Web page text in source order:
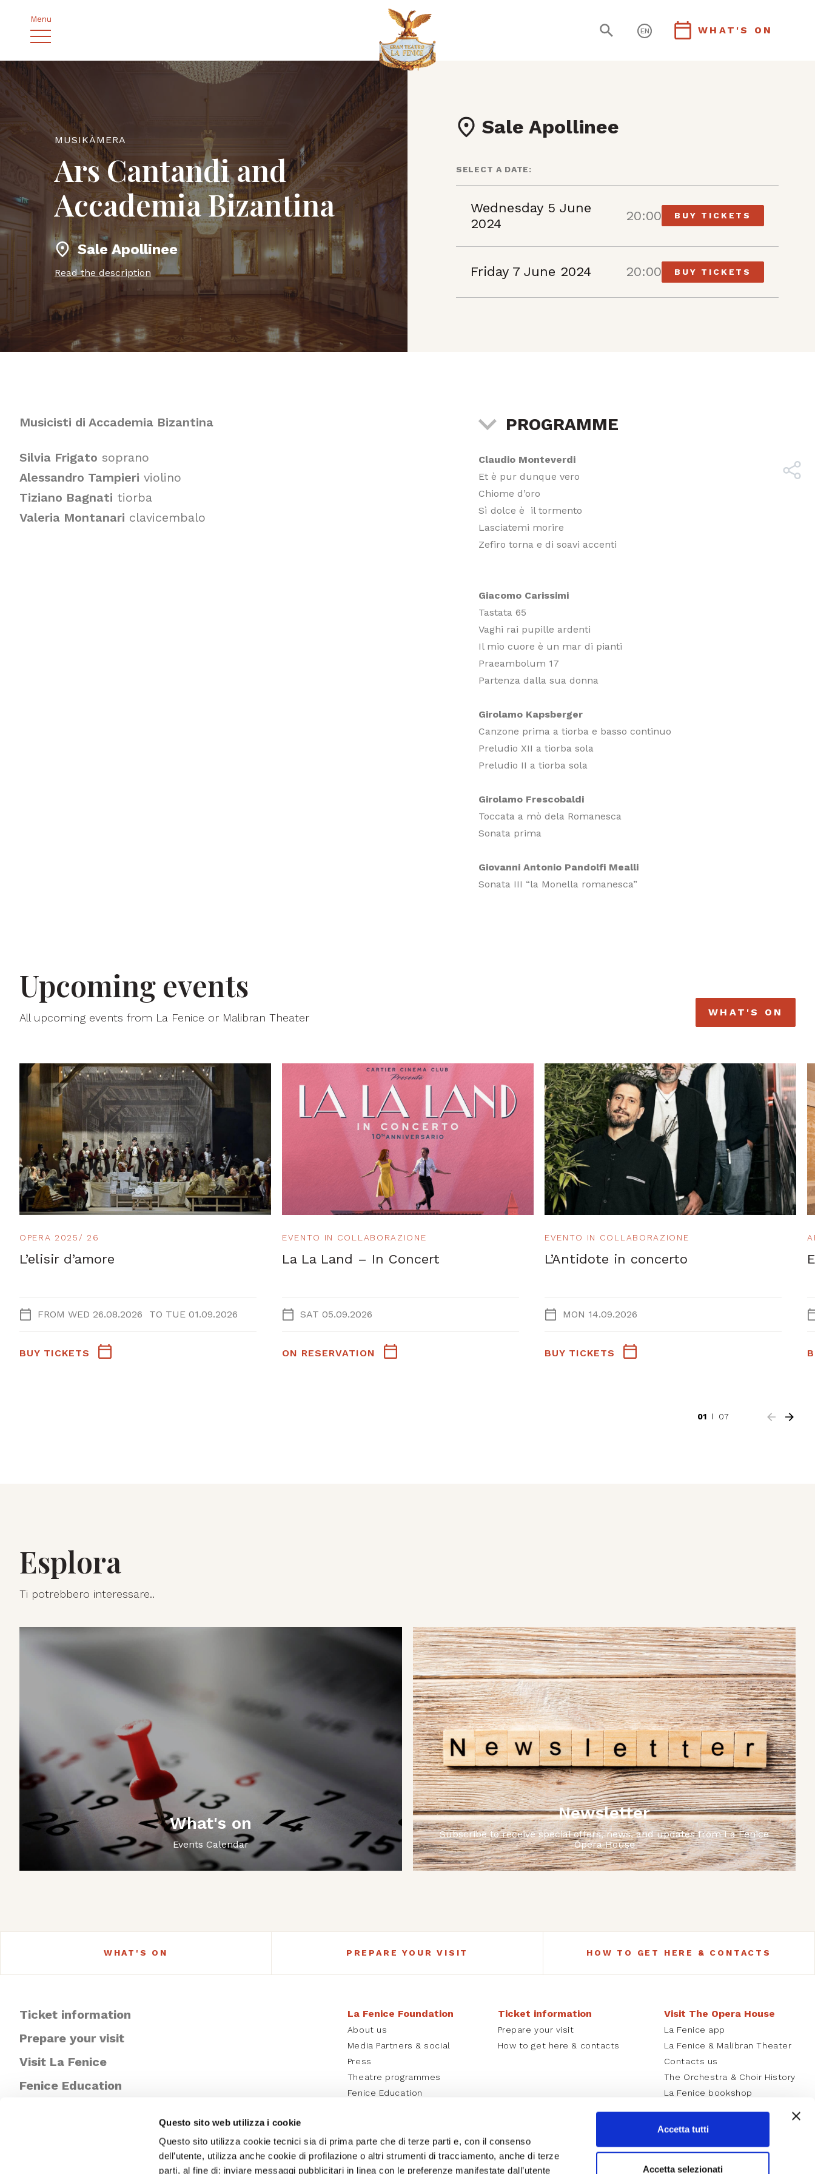
Questo sito web utilizza i cookie
Questo sito utilizza cookie tecnici sia di prima parte che di terze parti e, con il consenso
dell’utente, utilizza anche cookie di profilazione o altri strumenti di tracciamento, anche di terze
parti, al fine di: inviare messaggi pubblicitari in linea con le preferenze manifestate dall’utente
Accetta tutti
Accetta selezionati
Menu
EN WHAT'S ON
MUSIKÀMERA
Ars Cantandi and
Accademia Bizantina
Sale Apollinee
Read the description
Sale Apollinee
SELECT A DATE:
Wednesday 5 June
2024
20:00 BUY TICKETS
Friday 7 June 2024 20:00 BUY TICKETS
Musicisti di Accademia Bizantina
Silvia Frigato soprano
Alessandro Tampieri violino
Tiziano Bagnati tiorba
Valeria Montanari clavicembalo
PROGRAMME
Claudio Monteverdi
Et è pur dunque vero
Chiome d’oro
Sì dolce è
il tormento
Lasciatemi morire
Zefiro torna e di soavi accenti
Giacomo Carissimi
Tastata 65
Vaghi rai pupille ardenti
Il mio cuore è un mar di pianti
Praeambolum 17
Partenza dalla sua donna
Girolamo Kapsberger
Canzone prima a tiorba e basso continuo
Preludio XII a tiorba sola
Preludio II a tiorba sola
Girolamo Frescobaldi
Toccata a mò dela Romanesca
Sonata prima
Giovanni Antonio Pandolfi Mealli
Sonata III “la Monella romanesca”
Upcoming events
All upcoming events from La Fenice or Malibran Theater WHAT'S ON
OPERA 2025/ 26
L’elisir d’amore
FROM WED 26.08.2026 TO TUE 01.09.2026
BUY TICKETS
EVENTO IN COLLABORAZIONE
La La Land – In Concert
SAT 05.09.2026
ON RESERVATION
EVENTO IN COLLABORAZIONE
L’Antidote in concerto
MON 14.09.2026
BUY TICKETS
01 07
Esplora
Ti potrebbero interessare..
What's on
Events Calendar
Newsletter
Subscribe to receive special offers, news, and updates from La Fenice
Opera House
WHAT'S ON PREPARE YOUR VISIT HOW TO GET HERE & CONTACTS
Ticket information
Prepare your visit
Visit La Fenice
Fenice Education
La Fenice Foundation
About us
Media Partners & social
Press
Theatre programmes
Fenice Education
Ticket information
Prepare your visit
How to get here & contacts
Visit The Opera House
La Fenice app
La Fenice & Malibran Theater
Contacts us
The Orchestra & Choir History
La Fenice bookshop